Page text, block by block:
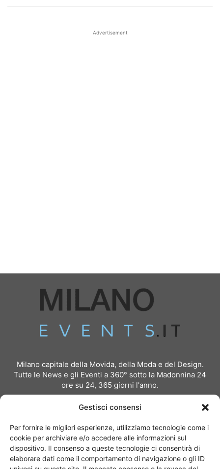
Gestisci consensi
Per fornire le migliori esperienze, utilizziamo tecnologie come i
cookie per archiviare e/o accedere alle informazioni sul
dispositivo. Il consenso a queste tecnologie ci consentirà di
elaborare dati come il comportamento di navigazione o gli ID
Advertisement
Milano capitale della Movida, della Moda e del Design.
Tutte le News e gli Eventi a 360° sotto la Madonnina 24
ore su 24, 365 giorni l'anno.
Per inviare comunicati stampa:redazione@milanoevents.it
Per richiedere pubblicità e partnership:
pubblicita@milanoevents.it
SEGUICI